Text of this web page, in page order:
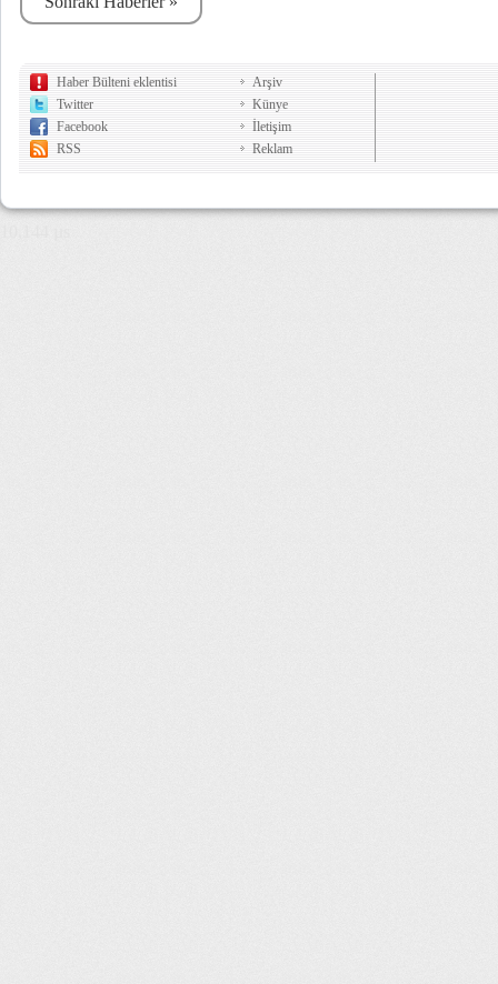
Haber Bülteni eklentisi
Twitter
Facebook
RSS
Arşiv
Künye
İletişim
Reklam